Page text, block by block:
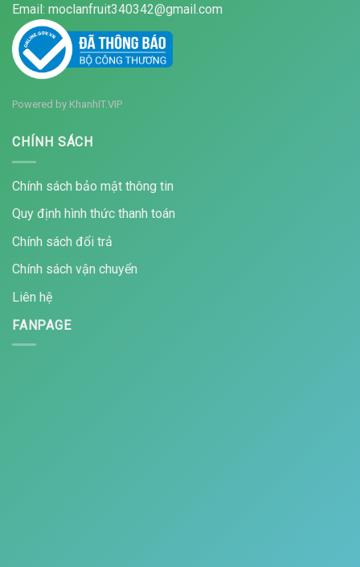
Email: moclanfruit340342@gmail.com
Powered by KhanhIT.VIP
CHÍNH SÁCH
Chính sách bảo mật thông tin
Quy định hình thức thanh toán
Chính sách đổi trả
Chính sách vận chuyển
Liên hệ
FANPAGE